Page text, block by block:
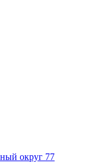
округ 77